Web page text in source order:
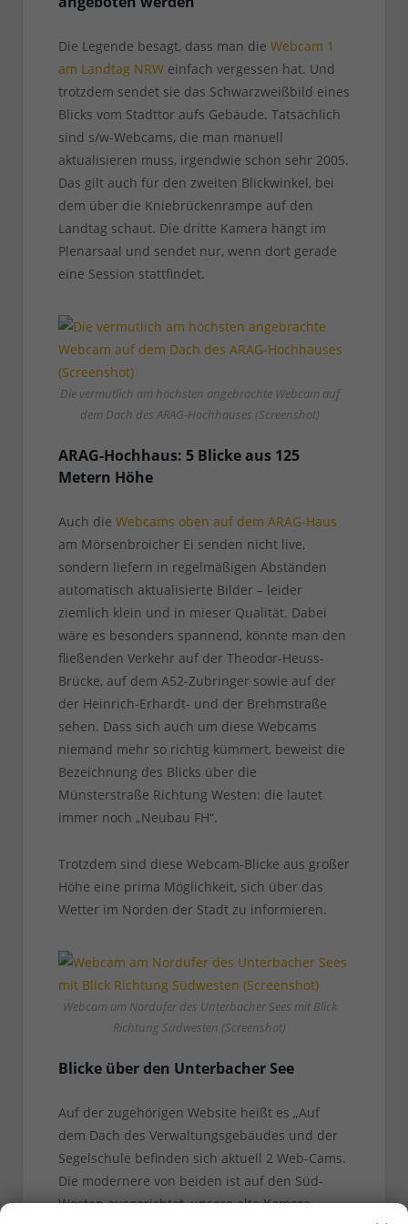
Die Legende besagt, dass man die Webcam 1
am Landtag NRWeinfach vergessen hat. Und
trotzdem sendet sie das Schwarzweißbild eines
Blicks vom Stadttor aufs Gebäude. Tatsächlich
sind s/w-Webcams, die man manuell
aktualisieren muss, irgendwie schon sehr 2005.
Das gilt auch für den zweiten Blickwinkel, bei
dem über die Kniebrückenrampe auf den
Landtag schaut. Die dritte Kamera hängt im
Plenarsaal und sendet nur, wenn dort gerade
eine Session stattfindet.
Die vermutlich am höchsten angebrachte Webcam auf
dem Dach des ARAG-Hochhauses (Screenshot)
ARAG-Hochhaus: 5 Blicke aus 125
Metern Höhe
Auch die Webcams oben auf dem ARAG-Haus
am Mörsenbroicher Ei senden nicht live,
sondern liefern in regelmäßigen Abständen
automatisch aktualisierte Bilder – leider
ziemlich klein und in mieser Qualität. Dabei
wäre es besonders spannend, könnte man den
fließenden Verkehr auf der Theodor-Heuss-
Brücke, auf dem A52-Zubringer sowie auf der
der Heinrich-Erhardt- und der Brehmstraße
sehen. Dass sich auch um diese Webcams
niemand mehr so richtig kümmert, beweist die
Bezeichnung des Blicks über die
Münsterstraße Richtung Westen: die lautet
immer noch „Neubau FH“.
Trotzdem sind diese Webcam-Blicke aus großer
Höhe eine prima Möglichkeit, sich über das
Wetter im Norden der Stadt zu informieren.
Webcam am Nordufer des Unterbacher Sees mit Blick
Richtung Südwesten (Screenshot)
Blicke über den Unterbacher See
Auf der zugehörigen Website heißt es „Auf
dem Dach des Verwaltungsgebäudes und der
Segelschule befinden sich aktuell 2 Web-Cams.
Die modernere von beiden ist auf den Süd-
Westen ausgerichtet, unsere alte Kamera